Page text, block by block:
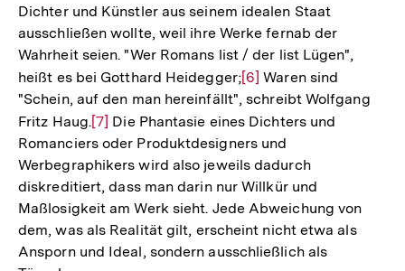
Dichter und Künstler aus seinem idealen Staat
ausschließen wollte, weil ihre Werke fernab der
Wahrheit seien. "Wer Romans list / der list Lügen",
heißt es bei Gotthard Heidegger;Zur
Auflösung
der
Fußnote
[6] Waren sind
"Schein, auf den man hereinfällt", schreibt Wolfgang
Fritz Haug.Zur
Auflösung
der
Fußnote
[7] Die Phantasie eines Dichters und
Romanciers oder Produktdesigners und
Werbegraphikers wird also jeweils dadurch
diskreditiert, dass man darin nur Willkür und
Maßlosigkeit am Werk sieht. Jede Abweichung von
dem, was als Realität gilt, erscheint nicht etwa als
Ansporn und Ideal, sondern ausschließlich als